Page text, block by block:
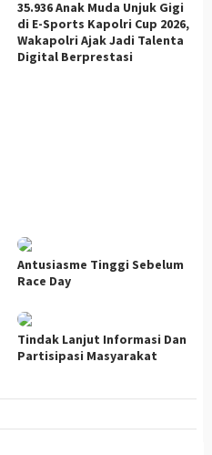
35.936 Anak Muda Unjuk Gigi
di E-Sports Kapolri Cup 2026,
Wakapolri Ajak Jadi Talenta
Digital Berprestasi
Antusiasme Tinggi Sebelum
Race Day
Tindak Lanjut Informasi Dan
Partisipasi Masyarakat